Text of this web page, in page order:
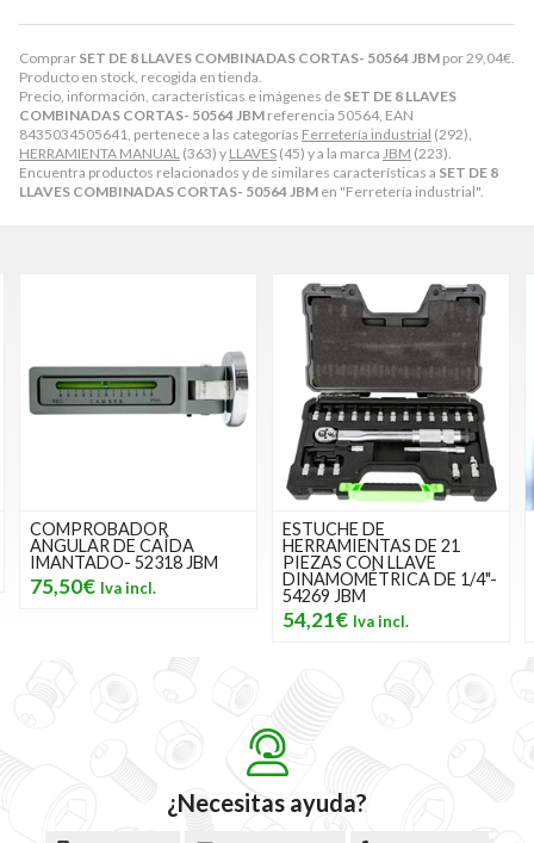
Comprar SET DE 8 LLAVES COMBINADAS CORTAS- 50564 JBM por29,04€.
Producto en stock, recogida en tienda.
Precio, información, características e imágenes de SET DE 8 LLAVES
COMBINADAS CORTAS- 50564 JBM referencia 50564, EAN
8435034505641, pertenece a las categorías Ferretería industrial (292),
HERRAMIENTA MANUAL (363) y LLAVES (45) y a la marca JBM (223).
Encuentra productos relacionados y de similares características a SET DE 8
LLAVES COMBINADAS CORTAS- 50564 JBM en "Ferretería industrial".
ESTUCHE DE
HERRAMIENTAS DE 21
PIEZAS CON LLAVE
DINAMOMÉTRICA DE 1/4"-
54269 JBM
Juego de llaves de vaso
Super Lock | entrada 6,3 mm
(1/4") | 10 mm (3/8") / 12,5
mm (1/2") | 192 piezas BGS
2292
98,00€
¿Necesitas ayuda?